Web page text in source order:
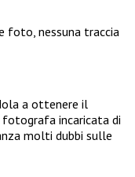
foto, nessuna traccia
a ottenere il
fotografa incaricata di
molti dubbi sulle